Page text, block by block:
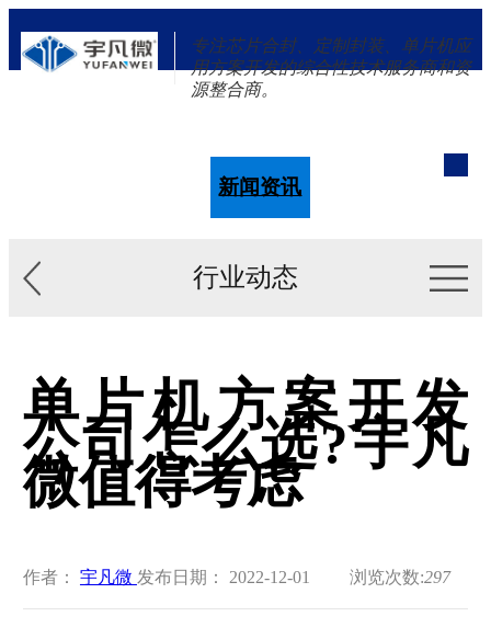
专注芯片合封、定制封装、单片机应
用方案开发的综合性技术服务商和资
源整合商。
新闻资讯
行业动态
单片机方案开发
公司怎么选?宇凡
微值得考虑
作者： 宇凡微 发布日期： 2022-12-01 浏览次数:297